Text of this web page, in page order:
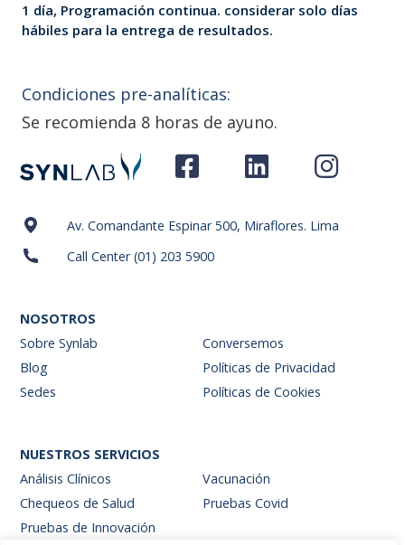
1 día, Programación continua. considerar solo días
hábiles para la entrega de resultados.
Condiciones pre-analíticas:
Se recomienda 8 horas de ayuno.
Av. Comandante Espinar 500, Miraflores. Lima
Call Center (01) 203 5900
NOSOTROS
Sobre Synlab
Blog
Sedes
Conversemos
Políticas de Privacidad
Políticas de Cookies
NUESTROS SERVICIOS
Análisis Clínicos
Chequeos de Salud
Pruebas de Innovación
Vacunación
Pruebas Covid